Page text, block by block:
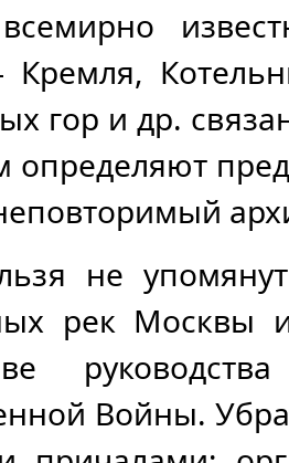
гор и др.
определяют
не
рек Москвы
Войны.